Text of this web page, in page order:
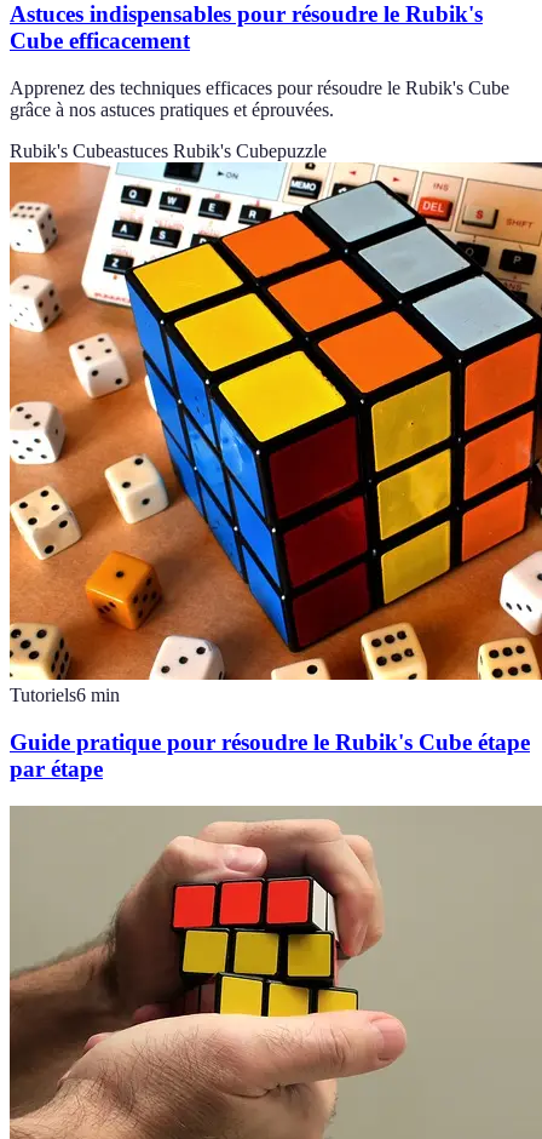
Astuces indispensables pour résoudre le Rubik's
Cube efficacement
Apprenez des techniques efficaces pour résoudre le Rubik's Cube
grâce à nos astuces pratiques et éprouvées.
Rubik's Cubeastuces Rubik's Cubepuzzle
Tutoriels6 min
Guide pratique pour résoudre le Rubik's Cube étape
par étape